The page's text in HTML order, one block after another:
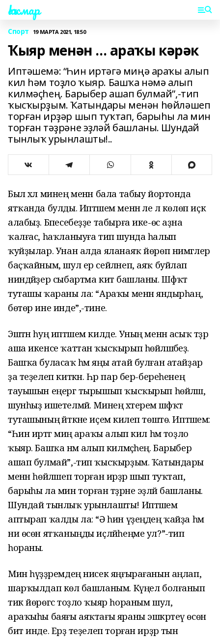
Һаҡмар
Спорт 19 МАРТА 2021, 18:50
Ҡыяр менән ... араҡы кәрәк
Иптәшемә: “Һин иртәгә миңә араҡы алып
кил һәм тоҙло ҡыяр. Башҡа нәмә алып
килмәҫһең. Барыбер ашап булмай”,-тип
ҡысҡырҙым. Ҡатындары менән һөйләшеп
торған ирҙәр шып туҡтап, барыһы ла мин
торған тәҙрәне эҙләй башланы. Шундай
тынлыҡ урынлашты!..
Был хәл минең менән бала табыу йортонда
ятҡанда булды. Иптәшем менән әле лә көлөп иҫкә
алабыҙ. Бәпесебеҙҙе табырға ике-өс аҙна
ҡалғас, һаҡланыуға тип шунда һалып
ҡуйҙылар. Унан алда яланаяҡ йөрөп нимәгәлер
баҫҡайным, шул ер сейләнеп, аяҡ буйлап
ниндәйҙер сыбартма китә башланы. Шәфҡәт
туташы ҡараны ла: “Араҡы менән яндырһаң,
бөтөр ине инде”,-тине.
Эштән һуң иптәшем килде. Уның менән асыҡ тәҙрә
аша икенсе ҡаттан ҡысҡырып һөйләшәбеҙ.
Башҡа буласаҡ һәм яңы атай булған атайҙар
ҙа теҙелеп киткән. Һәр пар бер-береһенең
тауышын еңергә тырышып ҡысҡырып һөйләшә,
шунһыҙ ишетелмәй. Минең хәтеремә шәфҡәт
туташының әйткәне иҫемә килеп төштө. Иптәшемә:
“Һин иртәгә миңә араҡы алып кил һәм тоҙло
ҡыяр. Башҡа нәмә алып килмәҫһең. Барыбер
ашап булмай”,-тип ҡысҡырҙым. Ҡатындары
менән һөйләшеп торған ирҙәр шып туҡтап,
барыһы ла мин торған тәҙрәне эҙләй башланы.
Шундай тынлыҡ урынлашты! Иптәшем
аптырап ҡалды ла: “Ә һин үҙеңдең ҡайҙа һәм
ни өсөн ятҡаныңды иҫләйһеңме ул?”-тип
һораны.
Мин һүҙҙәремдең нисек яңғырағанын аңлап,
шарҡылдап көлә башланым. Күңел болғанып
тик йөрөгәс тоҙло ҡыяр һораным шул, ә
араҡыһы баяғы аяҡтағы яраны эшкәртеү өсөн
бит инде. Ерҙә теҙелеп торған ирҙәр тын